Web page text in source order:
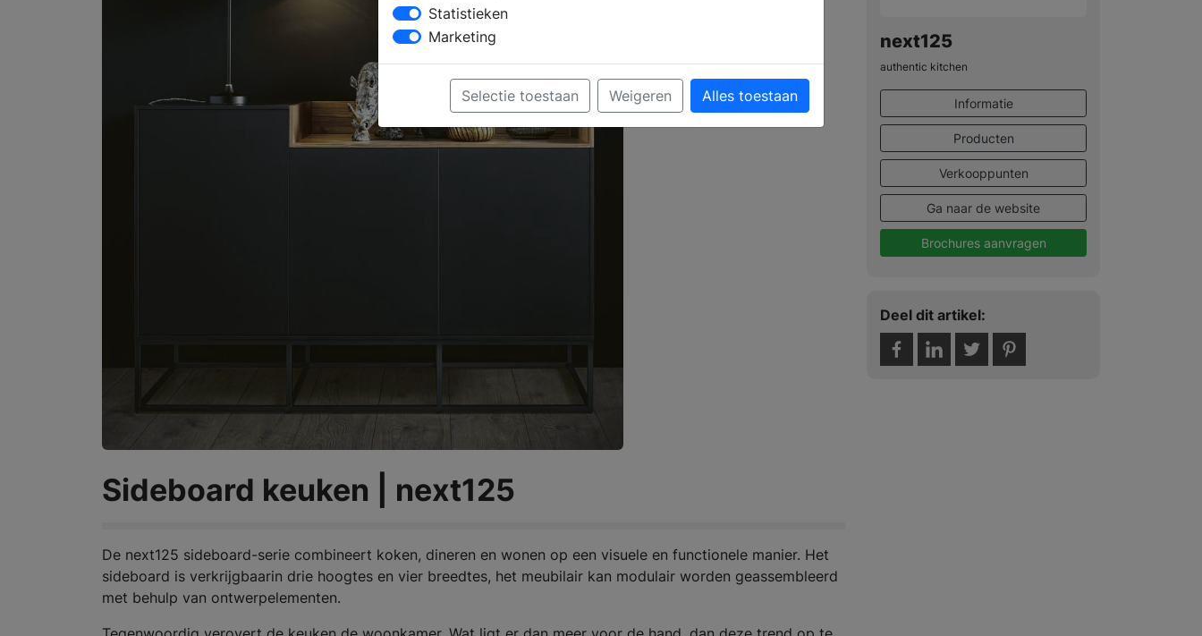
Sideboard keuken | next125
De next125 sideboard-serie combineert koken, dineren en wonen op een visuele en functionele manier. Het
sideboard is verkrijgbaarin drie hoogtes en vier breedtes, het meubilair kan modulair worden geassembleerd
met behulp van ontwerpelementen.
next125
authentic kitchen
Informatie
Producten
Verkooppunten
Ga naar de website
Brochures aanvragen
Deel dit artikel:
Statistieken
Marketing
Selectie toestaan Weigeren Alles toestaan